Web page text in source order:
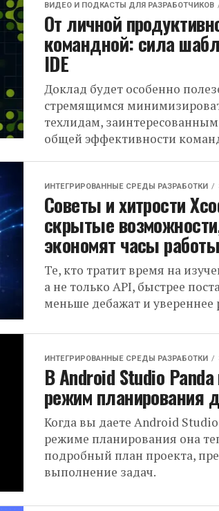
ВИДЕО И ПОДКАСТЫ ДЛЯ РАЗРАБОТЧИКОВ
От личной
командной: сила
IDE
Доклад будет особенно
стремящимся
техлидам,
общей эффективности
ИНТЕГРИРОВАННЫЕ СРЕДЫ РАЗРАБОТКИ
Советы и хитрости
скрытые
экономят часы
Те, кто тратит время на
а не только API, быстрее
меньше дебажат и увереннее
ИНТЕГРИРОВАННЫЕ СРЕДЫ РАЗРАБОТКИ
В Android Studio
режим планирования
Когда вы даете Android
режиме планирования она
подробный план проекта,
выполнение задач.